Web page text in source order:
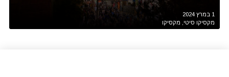
1 במרץ 2024
מקסיקו סיטי, מקסיקו